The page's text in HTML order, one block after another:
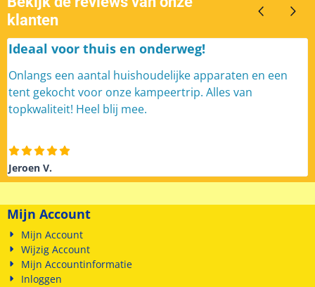
klanten
Ideaal voor thuis en onderweg!
Onlangs een aantal huishoudelijke apparaten en een
tent gekocht voor onze kampeertrip. Alles van
topkwaliteit! Heel blij mee.
Jeroen V.
Mijn Account
Mijn Account
Wijzig Account
Mijn Accountinformatie
Inloggen